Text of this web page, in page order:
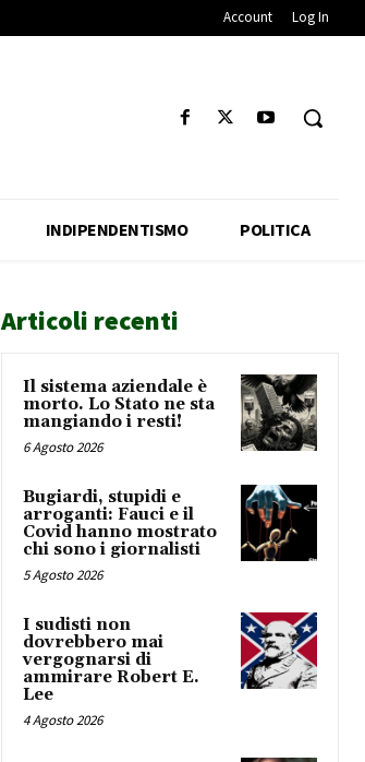
Account Log In
INDIPENDENTISMO POLITICA
Articoli recenti
Il sistema aziendale è
morto. Lo Stato ne sta
mangiando i resti!
6 Agosto 2026
Bugiardi, stupidi e
arroganti: Fauci e il
Covid hanno mostrato
chi sono i giornalisti
5 Agosto 2026
I sudisti non
dovrebbero mai
vergognarsi di
ammirare Robert E.
Lee
4 Agosto 2026